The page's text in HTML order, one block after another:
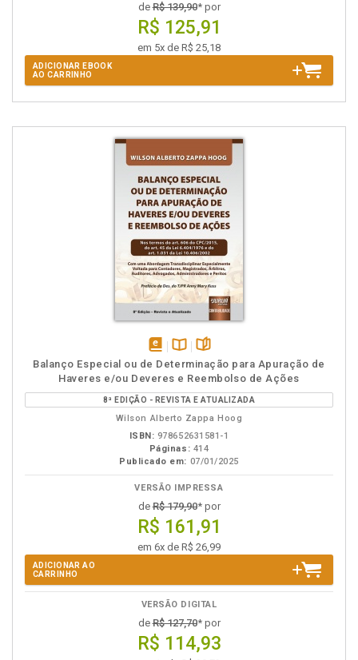
deR$ 139,90* por
R$ 125,91
em 5x de R$ 25,18
ADICIONAR EBOOK
AO CARRINHO
disponível
em
eBook
Disponível
na
B.V.
páginas
Balanço Especial ou de Determinação para Apuração de
Haveres e/ou Deveres e Reembolso de Ações
8ª EDIÇÃO - REVISTA E ATUALIZADA
Wilson Alberto Zappa Hoog
ISBN: 978652631581-1
Páginas: 414
Publicado em: 07/01/2025
VERSÃO IMPRESSA
deR$ 179,90* por
R$ 161,91
em 6x de R$ 26,99
ADICIONAR AO
CARRINHO
VERSÃO DIGITAL
deR$ 127,70* por
R$ 114,93